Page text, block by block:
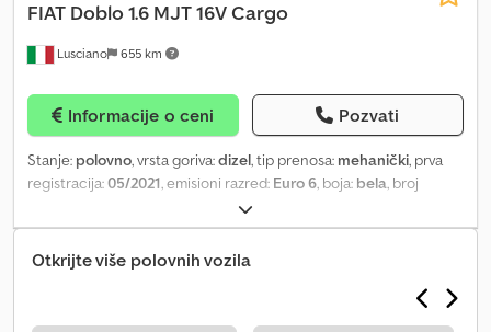
Lusciano 655 km
FIAT Doblo 1.6 MJT 16V Cargo
Informacije o ceni Pozvati
Stanje: polovno, vrsta goriva:dizel, tip prenosa: mehanički, prva
registracija:05/2021, emisioni razred: Euro 6, boja: bela, broj
2021
zaključavanje, filter za čađ, klima uređaj, servo upravljač,
tempomat
, KOMBI. VERZIJA 1.6 MJT 16V. VOZILO U PERFEKTNOM
STANJU. Dcjdpezhhfhsfx Aqisk
Otkrijte više polovnih vozila